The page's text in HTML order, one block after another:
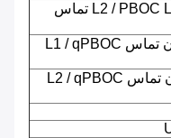
EMV با L2 / PBOC L2 تماس
EMV بدون تماس L1 / qPBOC
EM2 بدون تماس L2 / qPBOC